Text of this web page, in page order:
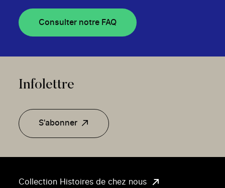
Collection Histoires de chez nous
Consulter notre FAQ
Infolettre
S'abonner